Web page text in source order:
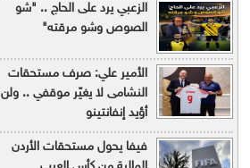
الزعبي يرد على الحاج .. "شو
الصوص وشو مرقته"
الأمير علي: صرف مستحقات
النشامى لا يغيّر موقفي .. ولن
أؤيد إنفانتينو
فيفا يحول مستحقات الأردن